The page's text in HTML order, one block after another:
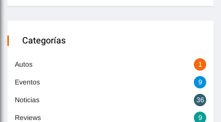
Categorías
Autos 1
Eventos 9
Noticias 36
Reviews 9